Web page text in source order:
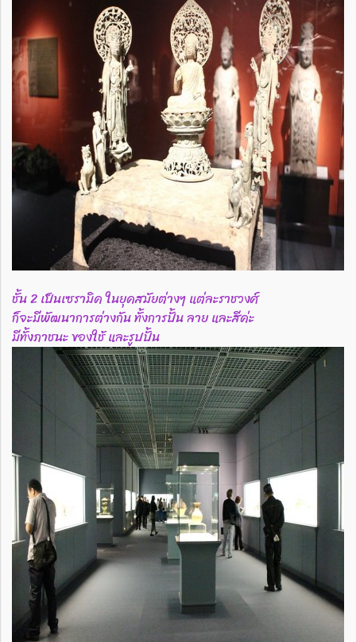
ชั้น 2 เป็นเซรามิค ในยุคสมัยต่างๆ แต่ละราชวงศ์
ก็จะมีพัฒนาการต่างกัน ทั้งการปั้น ลาย และสีค่ะ
มีทั้งภาชนะ ของใช้ และรูปปั้น